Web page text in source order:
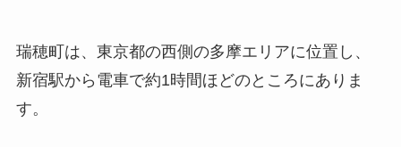
瑞穂町は、東京都の西側の多摩エリアに位置し、
新宿駅から電車で約1時間ほどのところにありま
す。